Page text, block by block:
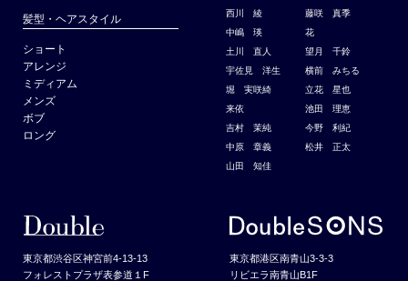
髪型・ヘアスタイル
ショート
アレンジ
ミディアム
メンズ
ボブ
ロング
西川 綾
藤咲 真季
中嶋 瑛
花
土川 直人
望月 千鈴
宇佐見 洋生
横前 みちる
堀 実咲綺
立花 星也
来依
池田 理恵
吉村 茉純
今野 利紀
中原 章義
松井 正太
山田 知佳
東京都渋谷区神宮前4-13-13
フォレストプラザ表参道１F
東京都港区南青山3-3-3
リビエラ南青山B1F